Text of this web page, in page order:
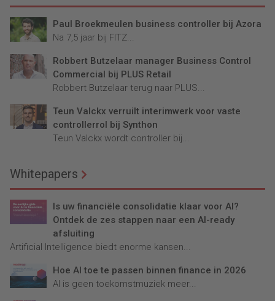
Paul Broekmeulen business controller bij Azora
Na 7,5 jaar bij FITZ...
Robbert Butzelaar manager Business Control
Commercial bij PLUS Retail
Robbert Butzelaar terug naar PLUS...
Teun Valckx verruilt interimwerk voor vaste
controllerrol bij Synthon
Teun Valckx wordt controller bij...
Whitepapers
Is uw financiële consolidatie klaar voor AI?
Ontdek de zes stappen naar een AI-ready
afsluiting
Artificial Intelligence biedt enorme kansen...
Hoe AI toe te passen binnen finance in 2026
AI is geen toekomstmuziek meer...